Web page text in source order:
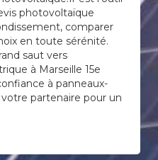
photovoltaïque
comparer
en toute sérénité.
saut vers
à Marseille 15e
à panneaux-
partenaire pour un